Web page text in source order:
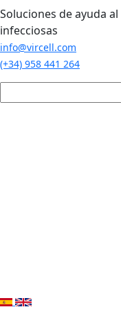
Pasar al contenido
Soluciones de ayuda
infecciosas
info@vircell.com
(+34) 958 441 264